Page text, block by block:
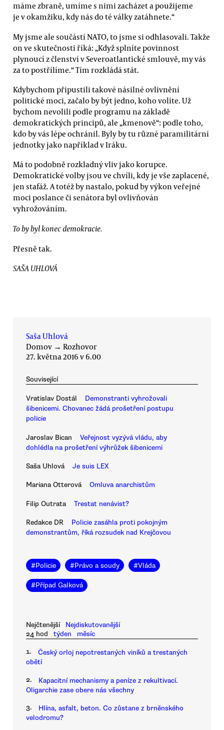
máme zbraně, umíme s nimi zacházet a použijeme
je v okamžiku, kdy nás do té války zatáhnete.“
My jsme ale součástí NATO, to jsme si odhlasovali. Takže
on ve skutečnosti říká: „Když splníte povinnost
plynoucí z členství v Severoatlantické smlouvě, my vás
za to postřílíme.“ Tím rozkládá stát.
Kdybychom připustili takové násilné ovlivnění
politické moci, začalo by být jedno, koho volíte. Už
bychom nevolili podle programu na základě
demokratických principů, ale „kmenově“: podle toho,
kdo by vás lépe ochránil. Byly by tu různé paramilitární
jednotky jako například v Iráku.
Má to podobně rozkladný vliv jako korupce.
Demokratické volby jsou ve chvíli, kdy je vše zaplacené,
jen stafáž. A totéž by nastalo, pokud by výkon veřejné
moci poslance či senátora byl ovlivňován
vyhrožováním.
To by byl konec demokracie.
Přesně tak.
SAŠA UHLOVÁ
Saša Uhlová
Domov → Rozhovor
27. května 2016 v 6.00
Související
Vratislav Dostál
Demonstranti vyhrožovali
šibenicemi. Chovanec žádá prošetření postupu
policie
Jaroslav Bican
Veřejnost vyzývá vládu, aby
dohlédla na prošetření výhrůžek šibenicemi
Saša Uhlová Je suis LEX
Mariana Otterová Omluva anarchistům
Filip Outrata Trestat nenávist?
Redakce DR
Policie zasáhla proti pokojným
demonstrantům, říká rozsudek nad Krejčovou
#Policie #Právo a soudy #Vláda
#Případ Galková
Nejčtenější
Nejdiskutovanější
24 hod
týden měsíc
1.
Český orloj nepotrestaných viníků a trestaných
obětí
2.
Kapacitní mechanismy a peníze z rekultivací.
Oligarchie zase obere nás všechny
3.
Hlína, asfalt, beton. Co zůstane z brněnského
velodromu?